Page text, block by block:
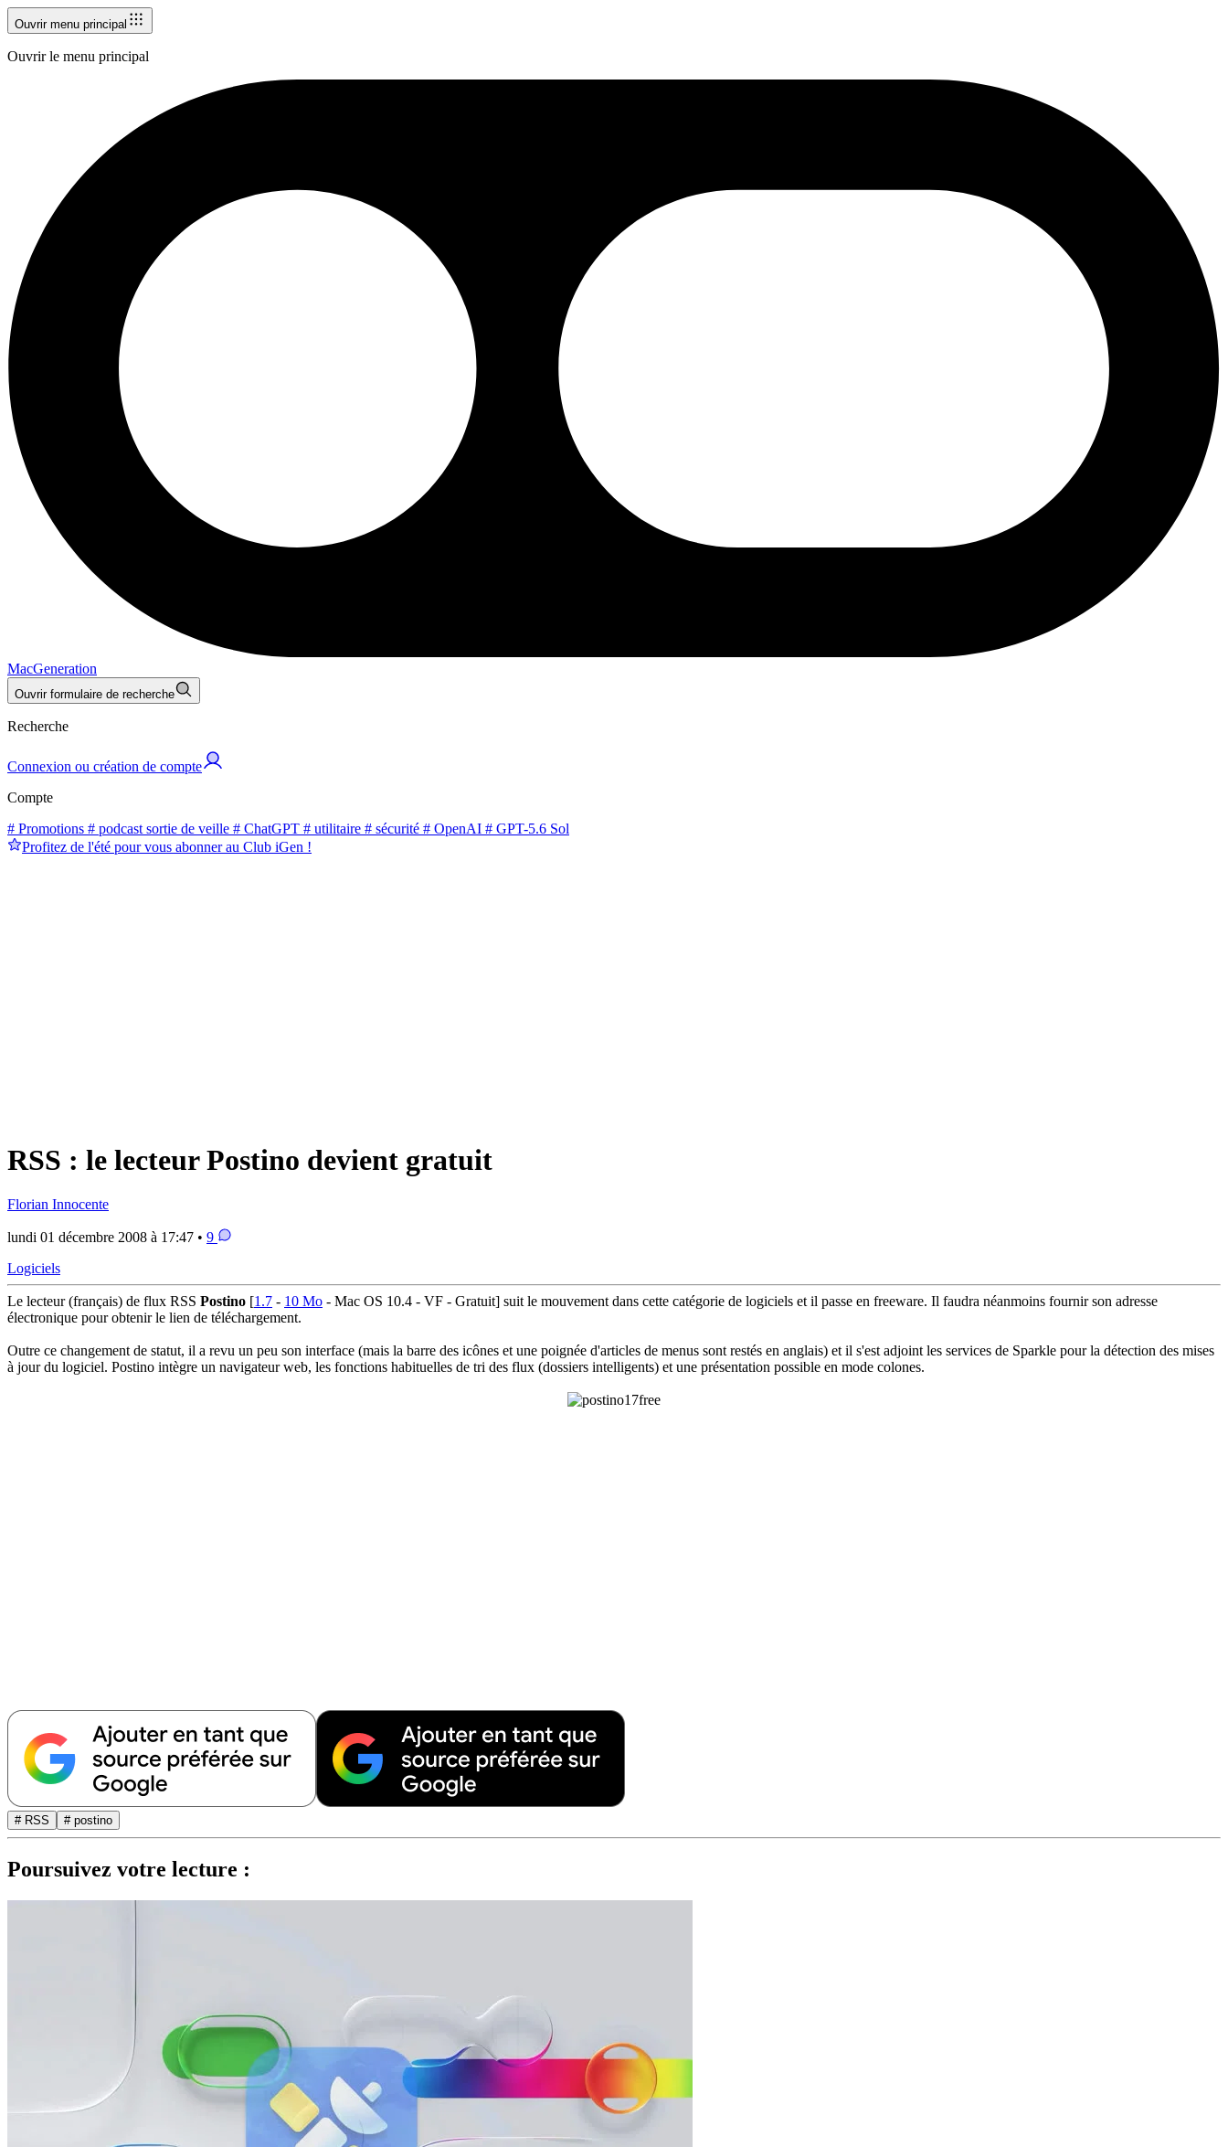
Ouvrir menu principal
Ouvrir le menu principal
MacGeneration
Ouvrir formulaire de recherche
Recherche
Connexion ou création de compte
Compte
# Promotions # podcast sortie de veille # ChatGPT # utilitaire # sécurité # OpenAI # GPT-5.6 Sol
Profitez de l'été pour vous abonner au Club iGen !
RSS : le lecteur Postino devient gratuit
Florian Innocente
lundi 01 décembre 2008 à 17:47 • 9
Logiciels
Le lecteur (français) de flux RSS Postino [1.7 - 10 Mo - Mac OS 10.4 - VF - Gratuit] suit le mouvement dans cette catégorie de logiciels et il passe en freeware. Il faudra néanmoins fournir son adresse
électronique pour obtenir le lien de téléchargement.
Outre ce changement de statut, il a revu un peu son interface (mais la barre des icônes et une poignée d'articles de menus sont restés en anglais) et il s'est adjoint les services de Sparkle pour la détection des mises
à jour du logiciel. Postino intègre un navigateur web, les fonctions habituelles de tri des flux (dossiers intelligents) et une présentation possible en mode colones.
# RSS # postino
Poursuivez votre lecture :